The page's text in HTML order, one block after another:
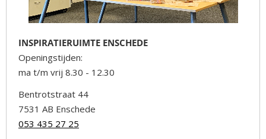
INSPIRATIERUIMTE ENSCHEDE
Openingstijden:
ma t/m vrij 8.30 - 12.30
Bentrotstraat 44
7531 AB Enschede
053 435 27 25